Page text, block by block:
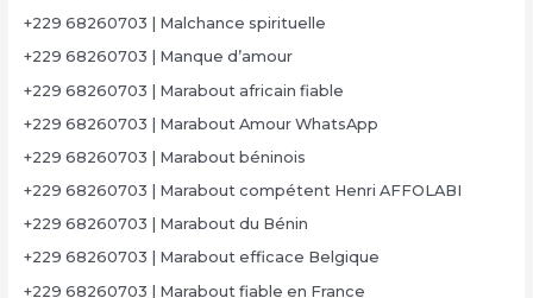
+229 68260703 | Malchance spirituelle
+229 68260703 | Manque d’amour
+229 68260703 | Marabout africain fiable
+229 68260703 | Marabout Amour WhatsApp
+229 68260703 | Marabout béninois
+229 68260703 | Marabout compétent Henri AFFOLABI
+229 68260703 | Marabout du Bénin
+229 68260703 | Marabout efficace Belgique
+229 68260703 | Marabout fiable en France